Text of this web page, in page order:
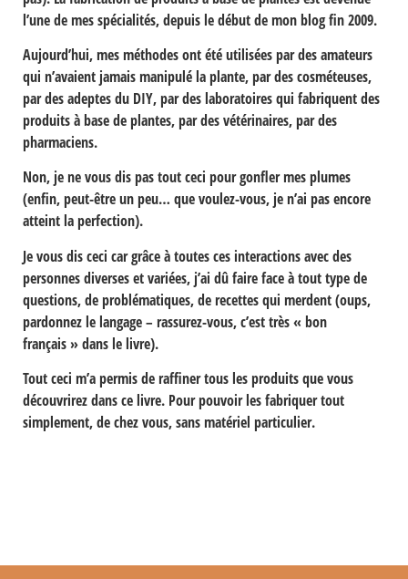
l’une de mes spécialités, depuis le début de mon blog fin 2009.
Aujourd’hui, mes méthodes ont été utilisées par des amateurs
qui n’avaient jamais manipulé la plante, par des cosméteuses,
par des adeptes du DIY, par des laboratoires qui fabriquent des
produits à base de plantes, par des vétérinaires, par des
pharmaciens.
Non, je ne vous dis pas tout ceci pour gonfler mes plumes
(enfin, peut-être un peu… que voulez-vous, je n’ai pas encore
atteint la perfection).
Je vous dis ceci car grâce à toutes ces interactions avec des
personnes diverses et variées, j’ai dû faire face à tout type de
questions, de problématiques, de recettes qui merdent (oups,
pardonnez le langage – rassurez-vous, c’est très « bon
français » dans le livre).
Tout ceci m’a permis de raffiner tous les produits que vous
découvrirez dans ce livre. Pour pouvoir les fabriquer tout
simplement, de chez vous, sans matériel particulier.